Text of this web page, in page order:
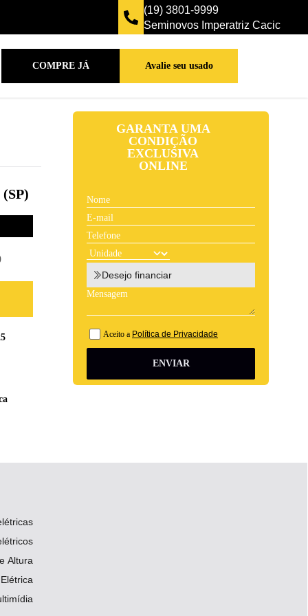
(19) 3801-9999
Seminovos Imperatriz Cacic
COMPRE JÁ Avalie seu usado
Altura
GARANTA UMA
CONDIÇÃO
EXCLUSIVA
ONLINE
Desejo financiar
Aceito a Política de Privacidade
ENVIAR